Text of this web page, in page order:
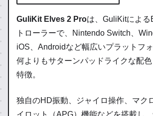
GuliKit Elves 2 Proは、GuliKitによる
トローラーで、Nintendo Switch、
iOS、Androidなど幅広いプラットフォ
何よりもサターンパッドライクな配
特徴。
独自のHD振動、ジャイロ操作、マク
イロット（APG）機能などを搭載し